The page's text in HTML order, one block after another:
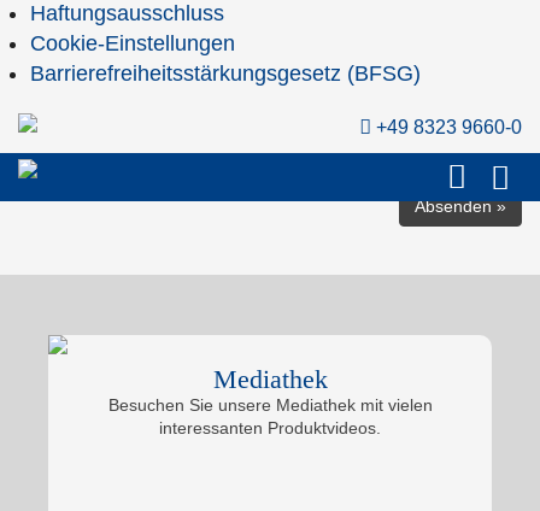
Haftungsausschluss
Cookie-Einstellungen
Barrierefreiheitsstärkungsgesetz (BFSG)
+49 8323 9660-0
Hinweise zum Datenschutz:
Ihre eingegebenen Daten werden SSL-verschlüsselt an uns
übertragen und automatisch gespeichert. Die gespeicherten
Daten werden vertraulich behandelt und nicht an Dritte
weitergegeben. Weitere Informationen zum Thema Datenschutz
finden Sie in unserer Datenschutzerklärung.
Mediathek
Besuchen Sie unsere Mediathek mit vielen
interessanten Produktvideos.